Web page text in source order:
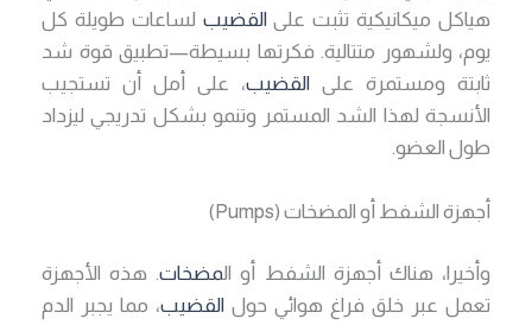
هياكل ميكانيكية تثبت علىالقضيب لساعات طويلة كل
يوم، ولشهور متتالية. فكرتها بسيطة—تطبيق قوة شد
ثابتة ومستمرة على القضيب، على أمل أن تستجيب
الأنسجة لهذا الشد المستمر وتنمو بشكل تدريجي ليزداد
طول العضو.
أجهزة الشفط أو المضخات (Pumps)
وأخيرا، هناك أجهزة الشفط أو المضخات. هذه الأجهزة
تعمل عبر خلق فراغ هوائي حول القضيب، مما يجبر الدم